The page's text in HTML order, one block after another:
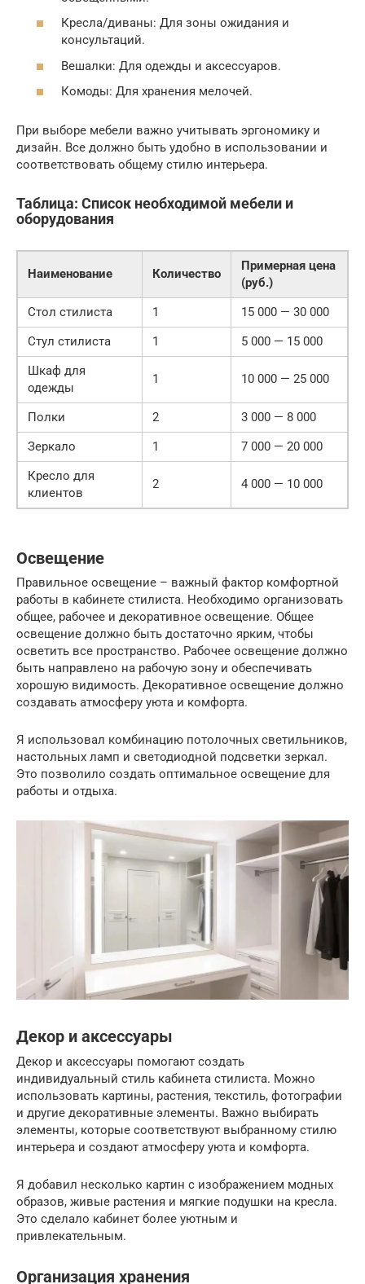
Кресла/диваны: Для зоны ожидания и
консультаций.
Вешалки: Для одежды и аксессуаров.
Комоды: Для хранения мелочей.
При выборе мебели важно учитывать эргономику и
дизайн. Все должно быть удобно в использовании и
соответствовать общему стилю интерьера.
Таблица: Список необходимой мебели и
оборудования
Наименование Количество
Примерная цена
(руб.)
Стол стилиста
1
15 000 — 30 000
Стул стилиста
1
5 000 — 15 000
Шкаф для
одежды
1 10 000 — 25 000
Полки 2
3 000 — 8 000
Зеркало
1
7 000 — 20 000
Кресло для
клиентов
2 4 000 — 10 000
Освещение
Правильное освещение – важный фактор комфортной
работы в кабинете стилиста. Необходимо организовать
общее, рабочее и декоративное освещение. Общее
освещение должно быть достаточно ярким, чтобы
осветить все пространство. Рабочее освещение должно
быть направлено на рабочую зону и обеспечивать
хорошую видимость. Декоративное освещение должно
создавать атмосферу уюта и комфорта.
Я использовал комбинацию потолочных светильников,
настольных ламп и светодиодной подсветки зеркал.
Это позволило создать оптимальное освещение для
работы и отдыха.
Декор и аксессуары
Декор и аксессуары помогают создать
индивидуальный стиль кабинета стилиста. Можно
использовать картины, растения, текстиль, фотографии
и другие декоративные элементы. Важно выбирать
элементы, которые соответствуют выбранному стилю
интерьера и создают атмосферу уюта и комфорта.
Я добавил несколько картин с изображением модных
образов, живые растения и мягкие подушки на кресла.
Это сделало кабинет более уютным и
привлекательным.
Организация хранения